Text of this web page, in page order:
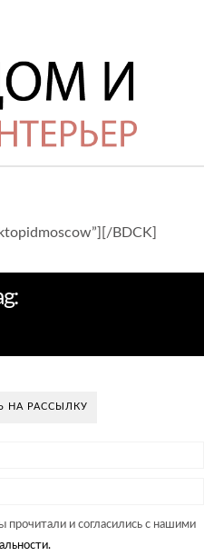
BDCK]
НА РАССЫЛКУ
прочитали и согласились с нашими